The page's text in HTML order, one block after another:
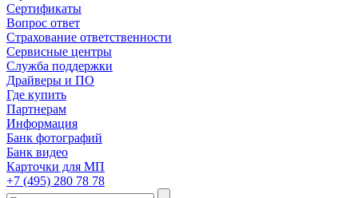
Сертификаты
Вопрос ответ
Страхование ответственности
Сервисные центры
Служба поддержки
Драйверы и ПО
Где купить
Партнерам
Информация
Банк фотографий
Банк видео
Карточки для МП
+7 (495) 280 78 78